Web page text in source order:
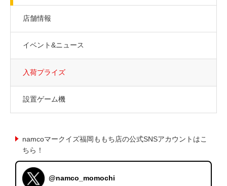
店舗情報
イベント&ニュース
入荷プライズ
設置ゲーム機
namcoマークイズ福岡ももち店の公式SNSアカウントはこ
ちら！
@namco_momochi